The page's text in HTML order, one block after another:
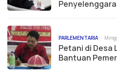
PARLEMENTARIA
Petani di Desa
Bantuan